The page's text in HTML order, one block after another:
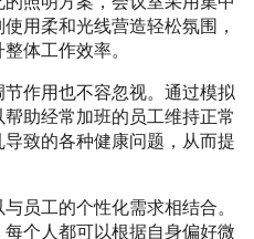
用柔和光线营造轻松氛围，
体工作效率。
作用也不容忽视。通过模拟
助经常加班的员工维持正常
致的各种健康问题，从而提
员工的个性化需求相结合。
个人都可以根据自身偏好微